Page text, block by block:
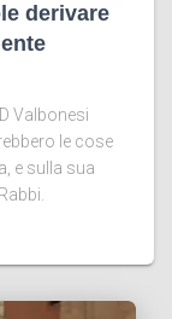
derivare
Valbonesi
le cose
e sulla sua